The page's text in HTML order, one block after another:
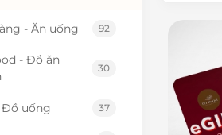
- Ăn uống 92
- Đồ ăn
30
Đồ uống 37